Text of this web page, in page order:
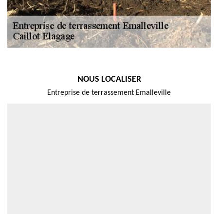
NOUS LOCALISER
Entreprise de terrassement Emalleville